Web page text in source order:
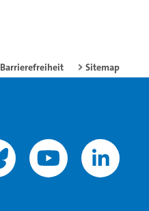
Barrierefreiheit Sitemap